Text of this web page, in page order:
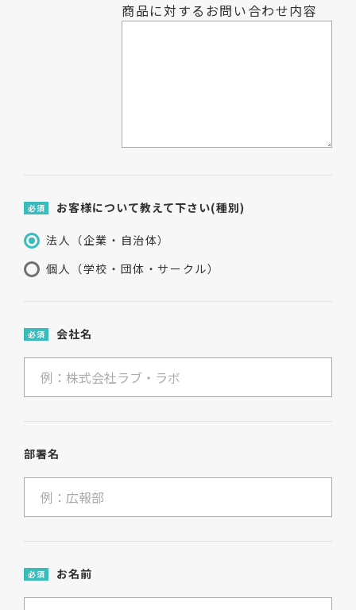
商品に対するお問い合わせ内容
必須 お客様について教えて下さい(種別)
法人（企業・自治体）
個人（学校・団体・サークル）
必須 会社名
部署名
必須 お名前